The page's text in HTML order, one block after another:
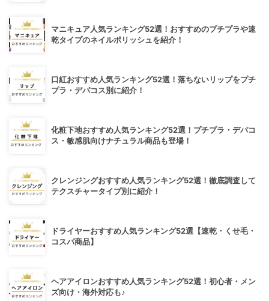
マニキュア人気ランキング52選！おすすめのプチプラや速
乾タイプのネイルポリッシュを紹介！
口紅おすすめ人気ランキング52選！落ちないリップをプチ
プラ・デパコス別に紹介！
化粧下地おすすめ人気ランキング52選！プチプラ・デパコ
ス・敏感肌向けナチュラル商品も登場！
クレンジングおすすめ人気ランキング52選！徹底調査して
テクスチャータイプ別に紹介！
ドライヤーおすすめ人気ランキング52選【速乾・くせ毛・
コスパ商品】
ヘアアイロンおすすめ人気ランキング52選！初心者・メン
ズ向け・海外対応も♪